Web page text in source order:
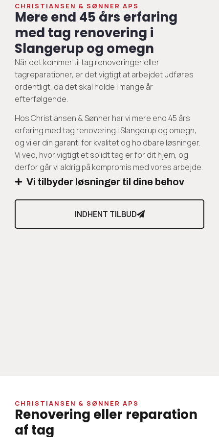
CHRISTIANSEN & SØNNER APS
Mere end 45 års erfaring
med tag renovering i
Slangerup og omegn
Når det kommer til tag renoveringer eller
tagreparationer, er det vigtigt at arbejdet udføres
ordentligt, da det skal holde i mange år
efterfølgende.
Hos Christiansen & Sønner har vi mere end 45 års
erfaring med tag renovering i Slangerup og omegn,
og vi er din garanti for kvalitet og holdbare løsninger.
Vi ved, hvor vigtigt et solidt tag er for dit hjem, og
derfor går vi aldrig på kompromis med vores arbejde.
Vi tilbyder løsninger til dine behov
INDHENT TILBUD
CHRISTIANSEN & SØNNER APS
Renovering eller reparation
af tag